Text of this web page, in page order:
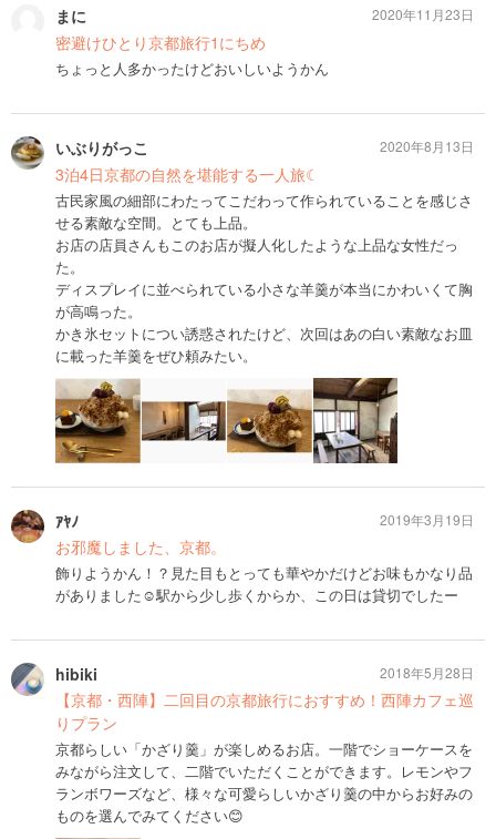
まに
密避けひとり京都旅行1にちめ
ちょっと人多かったけどおいしいようかん
2020年11月23日
いぶりがっこ
3泊4日京都の自然を堪能する一人旅☾
古民家風の細部にわたってこだわって作られていることを感じさ
せる素敵な空間。とても上品。
お店の店員さんもこのお店が擬人化したような上品な女性だっ
た。
ディスプレイに並べられている小さな羊羹が本当にかわいくて胸
が高鳴った。
かき氷セットについ誘惑されたけど、次回はあの白い素敵なお皿
に載った羊羹をぜひ頼みたい。
2020年8月13日
ｱﾔﾉ
お邪魔しました、京都。
飾りようかん！？見た目もとっても華やかだけどお味もかなり品
がありました☺︎駅から少し歩くからか、この日は貸切でしたー
2019年3月19日
hibiki
【京都・西陣】二回目の京都旅行におすすめ！西陣カフェ巡
りプラン
京都らしい「かざり羹」が楽しめるお店。一階でショーケースを
みながら注文して、二階でいただくことができます。レモンやフ
ランボワーズなど、様々な可愛らしいかざり羹の中からお好みの
ものを選んでみてください😊
2018年5月28日